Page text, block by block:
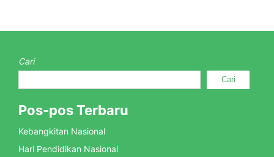
Cari
Cari
Pos-pos Terbaru
Kebangkitan Nasional
Hari Pendidikan Nasional